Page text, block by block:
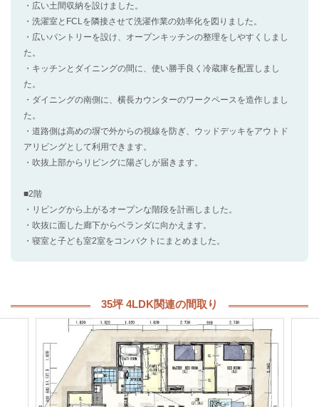
・広い土間収納を設けました。
・洗濯室とFCLを隣接させて洗濯作業の効率化を図りました。
・広いパントリーを設け、オープンキッチンの整理をしやすくしまし
た。
・キッチンとダイニングの間に、使い勝手良く冷蔵庫を配置しまし
た。
・ダイニングの南側に、横長カウンターのワークペースを造作しまし
た。
・道路側は高めの塀で外からの視線を防ぎ、ウッドデッキをアウトド
アリビングとして利用できます。
・吹抜上部からリビングに陽ざしが届きます。
■2階
・リビングから上がるオープンな階段を計画しました。
・吹抜に面した廊下からベランダに向かえます。
・寝室と子ども室2室をコンパクトにまとめました。
35坪 4LDK関連の間取り